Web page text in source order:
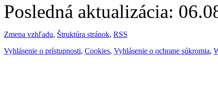
Posledná aktualizácia:
Zmena vzhľadu, Štruktúra stránok, RSS
Vyhlásenie o prístupnosti, Cookies, Vyhlásenie o ochrane súkromia,